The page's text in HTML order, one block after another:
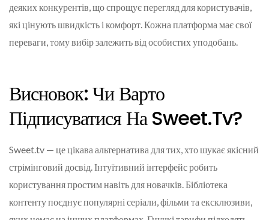
деяких конкурентів, що спрощує перегляд для користувачів,
які цінують швидкість і комфорт. Кожна платформа має свої
переваги, тому вибір залежить від особистих уподобань.
Висновок: Чи Варто
Підписуватися На Sweet.tv?
Sweet.tv — це цікава альтернатива для тих, хто шукає якісний
стрімінговий досвід. Інтуїтивний інтерфейс робить
користування простим навіть для новачків. Бібліотека
контенту поєднує популярні серіали, фільми та ексклюзиви,